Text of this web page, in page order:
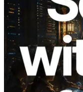
2026.08.05
ERPC
um Ping-
Regionen —
ebenfalls